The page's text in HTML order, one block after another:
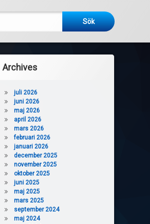
Archives
juli 2026
juni 2026
maj 2026
april 2026
mars 2026
februari 2026
januari 2026
december 2025
november 2025
oktober 2025
juni 2025
maj 2025
mars 2025
september 2024
maj 2024